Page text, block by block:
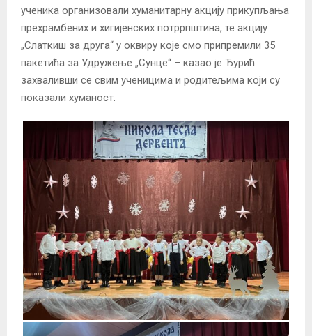
ученика организовали хуманитарну акцију прикупљања
прехрамбених и хигијенских потррпштина, те акцију
„Слаткиш за друга“ у оквиру које смо припремили 35
пакетића за Удружење „Сунце“ – казао је Ђурић
захваливши се свим ученицима и родитељима који су
показали хуманост.